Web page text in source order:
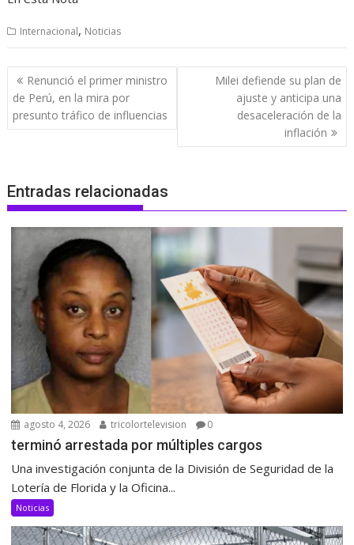
Internacional, Noticias
Navegación
de
entradas
Renunció el primer ministro
de Perú, en la mira por
presunto tráfico de influencias
Milei defiende su plan de
ajuste y anticipa una
desaceleración de la
inflación
Entradas relacionadas
agosto 4, 2026 tricolortelevision 0
terminó arrestada por múltiples cargos
Una investigación conjunta de la División de Seguridad de la
Lotería de Florida y la Oficina...
Noticias